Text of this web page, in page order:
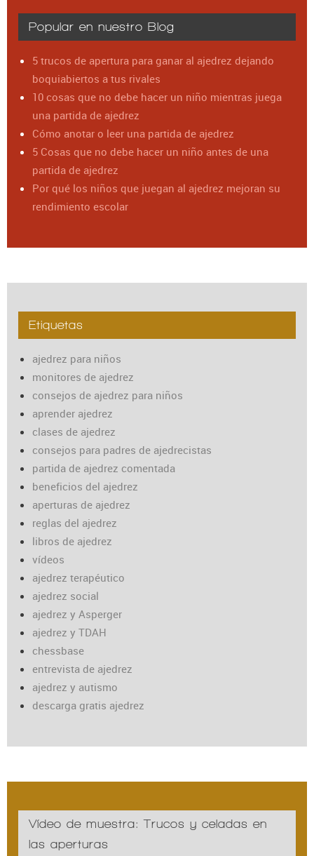
Popular en nuestro Blog
5 trucos de apertura para ganar al ajedrez dejando
boquiabiertos a tus rivales
10 cosas que no debe hacer un niño mientras juega
una partida de ajedrez
Cómo anotar o leer una partida de ajedrez
5 Cosas que no debe hacer un niño antes de una
partida de ajedrez
Por qué los niños que juegan al ajedrez mejoran su
rendimiento escolar
Etiquetas
ajedrez para niños
monitores de ajedrez
consejos de ajedrez para niños
aprender ajedrez
clases de ajedrez
consejos para padres de ajedrecistas
partida de ajedrez comentada
beneficios del ajedrez
aperturas de ajedrez
reglas del ajedrez
libros de ajedrez
vídeos
ajedrez terapéutico
ajedrez social
ajedrez y Asperger
ajedrez y TDAH
chessbase
entrevista de ajedrez
ajedrez y autismo
descarga gratis ajedrez
Vídeo de muestra: Trucos y celadas en
las aperturas